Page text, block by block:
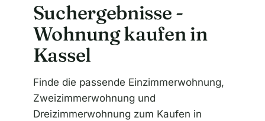
Suchergebnisse -
Wohnung kaufen in
Kassel
Finde die passende Einzimmerwohnung,
Zweizimmerwohnung und
Dreizimmerwohnung zum Kaufen in